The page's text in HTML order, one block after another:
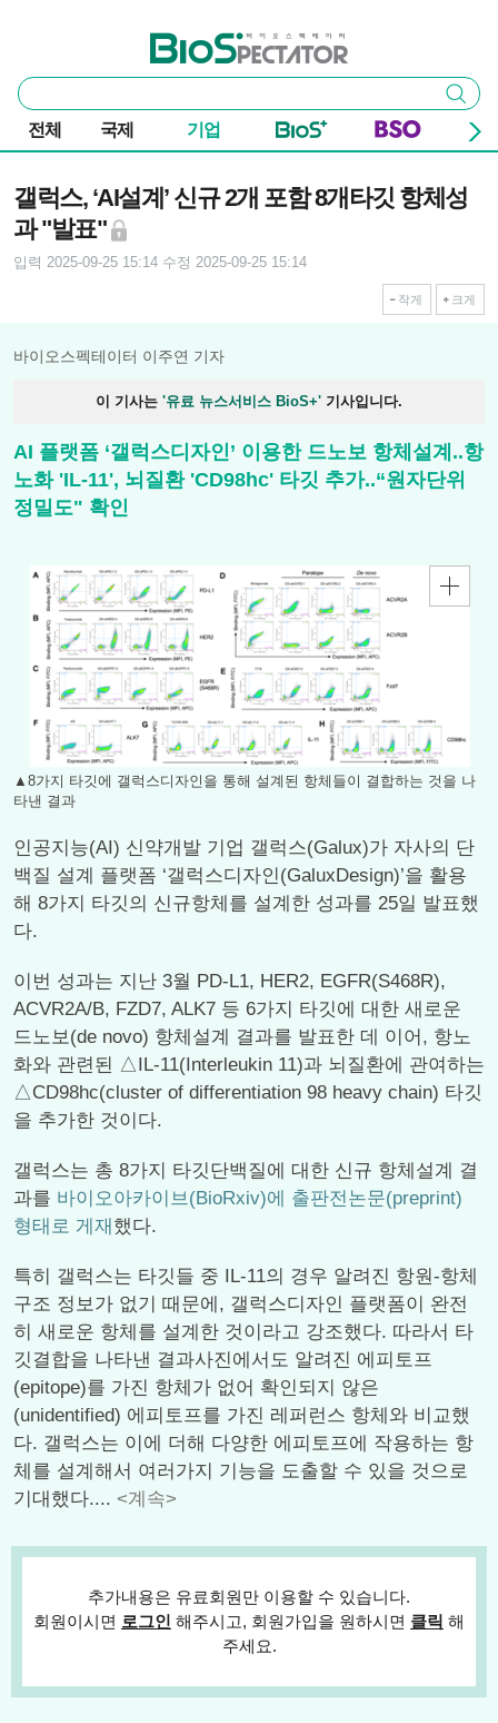
바이오스펙테이터
통
합
검
색
검색
전체 국제 기업
갤럭스, ‘AI설계’ 신규 2개 포함 8개타깃 항체성
과 "발표"
입력 2025-09-25 15:14 수정 2025-09-25 15:14
작게 크게
바이오스펙테이터 이주연 기자
이 기사는 '유료 뉴스서비스 BioS+' 기사입니다.
AI 플랫폼 ‘갤럭스디자인’ 이용한 드노보 항체설계..항
노화 'IL-11', 뇌질환 'CD98hc' 타깃 추가..“원자단위
정밀도" 확인
▲8가지 타깃에 갤럭스디자인을 통해 설계된 항체들이 결합하는 것을 나
타낸 결과
인공지능(AI) 신약개발 기업 갤럭스(Galux)가 자사의 단
백질 설계 플랫폼 ‘갤럭스디자인(GaluxDesign)’을 활용
해 8가지 타깃의 신규항체를 설계한 성과를 25일 발표했
다.
이번 성과는 지난 3월 PD-L1, HER2, EGFR(S468R),
ACVR2A/B, FZD7, ALK7 등 6가지 타깃에 대한 새로운
드노보(de novo) 항체설계 결과를 발표한 데 이어, 항노
화와 관련된 △IL-11(Interleukin 11)과 뇌질환에 관여하는
△CD98hc(cluster of differentiation 98 heavy chain) 타깃
을 추가한 것이다.
갤럭스는 총 8가지 타깃단백질에 대한 신규 항체설계 결
과를 바이오아카이브(BioRxiv)에 출판전논문(preprint)
형태로 게재 했다.
특히 갤럭스는 타깃들 중 IL-11의 경우 알려진 항원-항체
구조 정보가 없기 때문에, 갤럭스디자인 플랫폼이 완전
히 새로운 항체를 설계한 것이라고 강조했다. 따라서 타
깃결합을 나타낸 결과사진에서도 알려진 에피토프
(epitope)를 가진 항체가 없어 확인되지 않은
(unidentified) 에피토프를 가진 레퍼런스 항체와 비교했
다. 갤럭스는 이에 더해 다양한 에피토프에 작용하는 항
체를 설계해서 여러가지 기능을 도출할 수 있을 것으로
기대했다.... <계속>
추가내용은 유료회원만 이용할 수 있습니다.
회원이시면 로그인 해주시고, 회원가입을 원하시면 클릭 해
주세요.